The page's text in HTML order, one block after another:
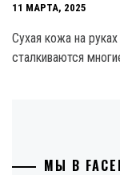
11 МАРТА, 2025
Сухая кожа на
сталкиваются
МЫ В